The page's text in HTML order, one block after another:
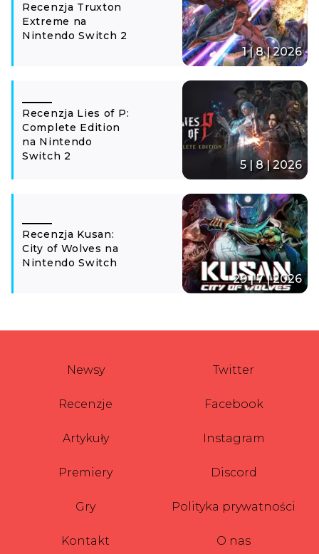
Recenzja Truxton
Extreme na
Nintendo Switch 2
1 | 8 | 2026
Recenzja Lies of P:
Complete Edition
na Nintendo
Switch 2
5 | 8 | 2026
Recenzja Kusan:
City of Wolves na
Nintendo Switch
29 | 7 | 2026
Newsy
Recenzje
Artykuły
Premiery
Gry
Kontakt
Twitter
Facebook
Instagram
Discord
Polityka prywatności
O nas